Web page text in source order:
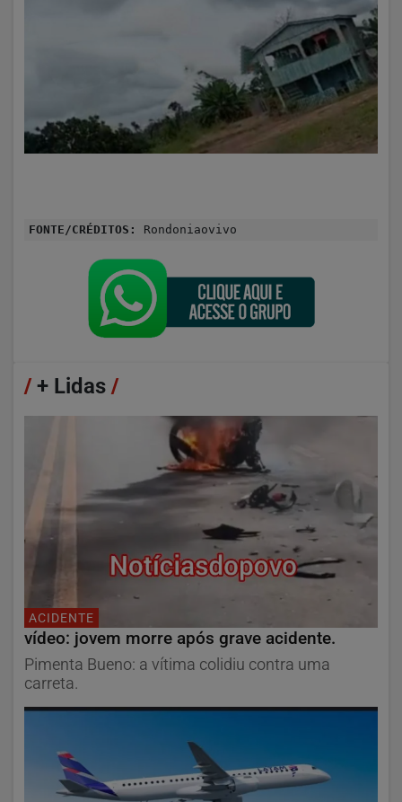
FONTE/CRÉDITOS: Rondoniaovivo
/ + Lidas /
ACIDENTE
vídeo: jovem morre após grave acidente.
Pimenta Bueno: a vítima colidiu contra uma
carreta.